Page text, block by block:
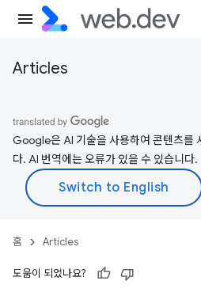
Articles
Google은 AI 기술을 사용하여 콘텐츠를
다. AI 번역에는 오류가 있을 수 있습니다.
홈 Articles
도움이 되었나요?